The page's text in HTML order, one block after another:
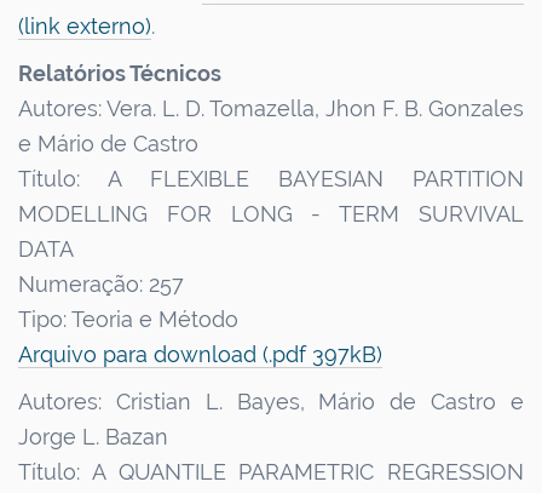
(link externo).
Relatórios Técnicos
Autores: Vera. L. D. Tomazella, Jhon F. B. Gonzales
e Mário de Castro
Título: A FLEXIBLE BAYESIAN PARTITION
MODELLING FOR LONG - TERM SURVIVAL
DATA
Numeração: 257
Tipo: Teoria e Método
Arquivo para download (.pdf 397kB)
Autores: Cristian L. Bayes, Mário de Castro e
Jorge L. Bazan
Título: A QUANTILE PARAMETRIC REGRESSION